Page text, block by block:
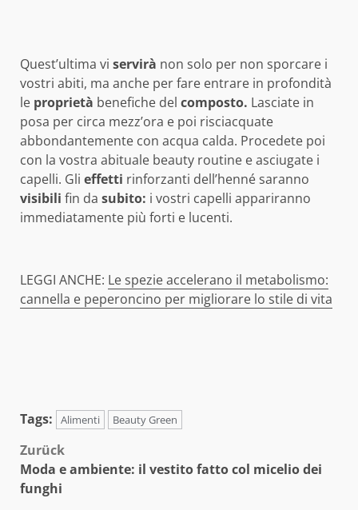
Quest’ultima vi servirà non solo per non sporcare i
vostri abiti, ma anche per fare entrare in profondità
le proprietà benefiche del composto. Lasciate in
posa per circa mezz’ora e poi risciacquate
abbondantemente con acqua calda. Procedete poi
con la vostra abituale beauty routine e asciugate i
capelli. Gli effetti rinforzanti dell’henné saranno
visibili fin da subito: i vostri capelli appariranno
immediatamente più forti e lucenti.
LEGGI ANCHE: Le spezie accelerano il metabolismo:
cannella e peperoncino per migliorare lo stile di vita
Tags: Alimenti Beauty Green
Beitragsnavigation
Zurück
Moda e ambiente: il vestito fatto col micelio dei
funghi